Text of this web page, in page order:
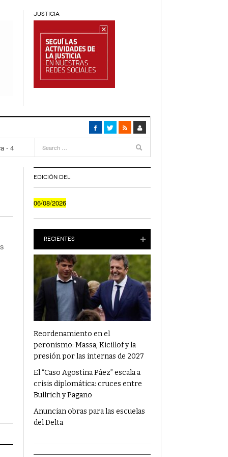
JUSTICIA
Anuncian Obras Para Las Escuelas Del Delta
¿Qué Alimentos Te Pueden Cambiar El
Condenaron Al Ex Marido De Julieta Prandi A
19 Años De Cárcel Por Abuso Sexual
Ajuste En Discapacidad: Organizaciones
Denunciaron Al Gobierno Ante La ONU
- 4
EDICIÓN DEL
06/08/2026
RECIENTES
Reordenamiento en el
peronismo: Massa, Kicillof y la
presión por las internas de 2027
El “Caso Agostina Páez” escala a
crisis diplomática: cruces entre
Bullrich y Pagano
Anuncian obras para las escuelas
del Delta